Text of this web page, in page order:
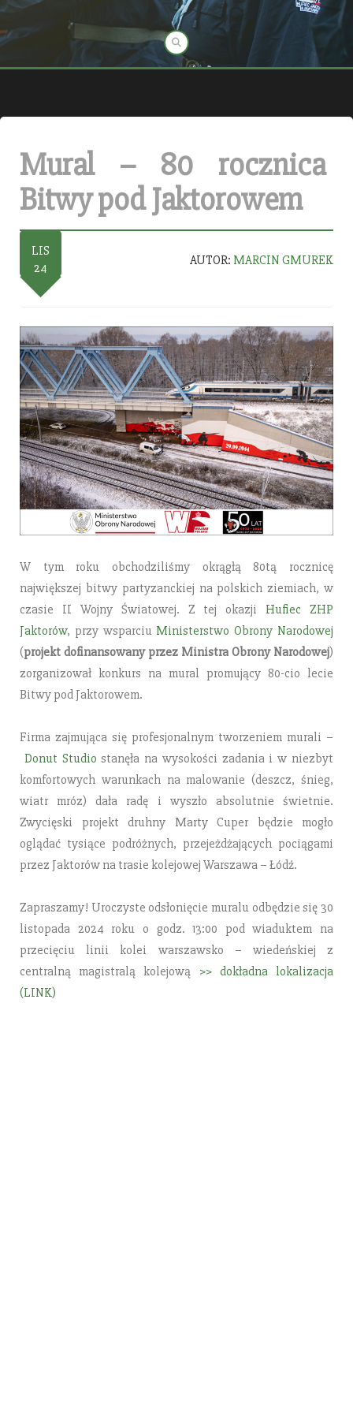
Mural – 80 rocznica
Bitwy pod Jaktorowem
LIS
24
AUTOR: MARCIN GMUREK
W tym roku obchodziliśmy okrągłą 80tą rocznicę
największej bitwy partyzanckiej na polskich ziemiach, w
czasie II Wojny Światowej. Z tej okazji Hufiec ZHP
Jaktorów, przy wsparciu Ministerstwo Obrony Narodowej
(projekt dofinansowany przez Ministra Obrony Narodowej)
zorganizował konkurs na mural promujący 80-cio lecie
Bitwy pod Jaktorowem.
Firma zajmująca się profesjonalnym tworzeniem murali –
Donut Studio stanęła na wysokości zadania i w niezbyt
komfortowych warunkach na malowanie (deszcz, śnieg,
wiatr mróz) dała radę i wyszło absolutnie świetnie.
Zwycięski projekt druhny Marty Cuper będzie mogło
oglądać tysiące podróżnych, przejeżdżających pociągami
przez Jaktorów na trasie kolejowej Warszawa – Łódź.
Zapraszamy! Uroczyste odsłonięcie muralu odbędzie się 30
listopada 2024 roku o godz. 13:00 pod wiaduktem na
przecięciu linii kolei warszawsko – wiedeńskiej z
centralną magistralą kolejową >> dokładna lokalizacja
(LINK)